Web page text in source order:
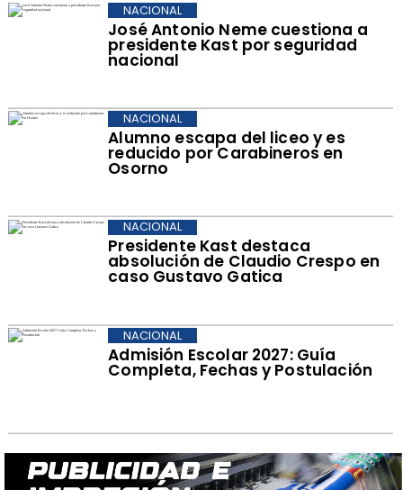
José Antonio Neme cuestiona a
presidente Kast por seguridad
nacional
NACIONAL
Alumno escapa del liceo y es
reducido por Carabineros en
Osorno
NACIONAL
Presidente Kast destaca
absolución de Claudio Crespo en
caso Gustavo Gatica
NACIONAL
Admisión Escolar 2027: Guía
Completa, Fechas y Postulación
NACIONAL